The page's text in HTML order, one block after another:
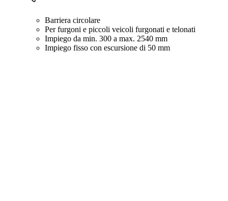
Barriera circolare
Per furgoni e piccoli veicoli furgonati e telonati
Impiego da min. 300 a max. 2540 mm
Impiego fisso con escursione di 50 mm